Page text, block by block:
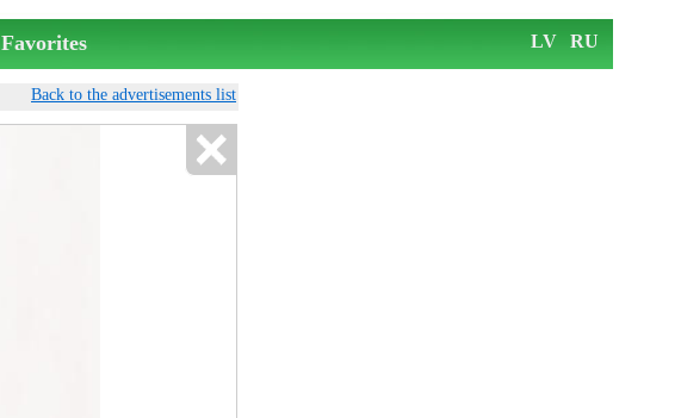
Favorites LV RU
Back to the advertisements list